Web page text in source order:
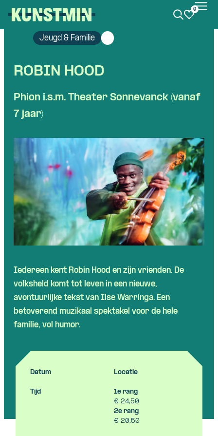
Skip navigatie
0
Jeugd & Familie
ROBIN HOOD
Phion i.s.m. Theater Sonnevanck (vanaf
7 jaar)
Iedereen kent Robin Hood en zijn vrienden. De
volksheld komt tot leven in een nieuwe,
avontuurlijke tekst van Ilse Warringa. Een
betoverend muzikaal spektakel voor de hele
familie, vol humor.
Datum Locatie
Tijd
1e rang
€ 24,50
2e rang
€ 20,50